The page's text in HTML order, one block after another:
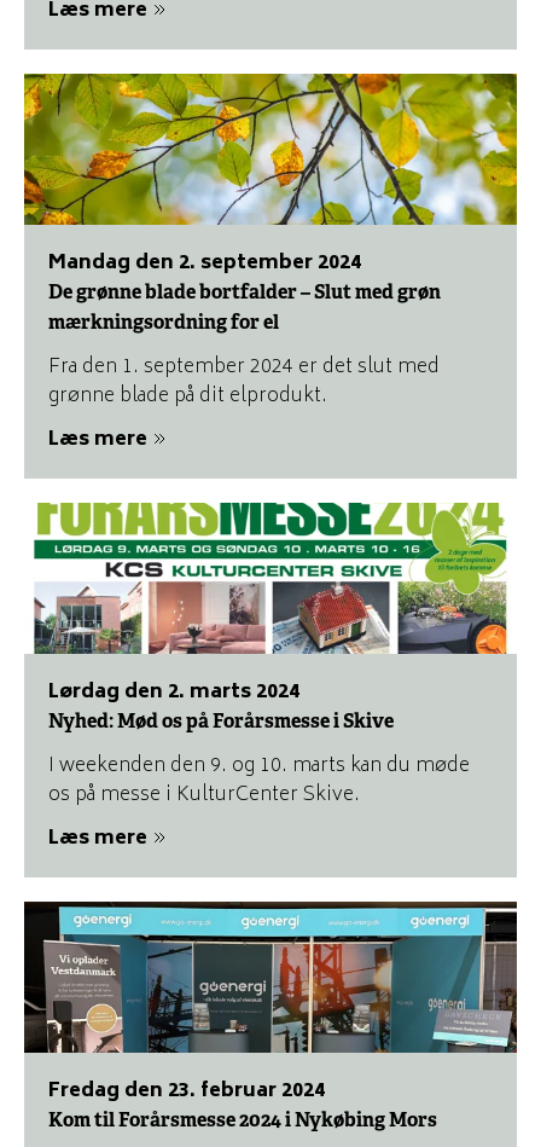
Læs mere
mandag den 2. september 2024
De grønne blade bortfalder – Slut med grøn
mærkningsordning for el
Fra den 1. september 2024 er det slut med
grønne blade på dit elprodukt.
Læs mere
lørdag den 2. marts 2024
Nyhed: Mød os på Forårsmesse i Skive
I weekenden den 9. og 10. marts kan du møde
os på messe i KulturCenter Skive.
Læs mere
fredag den 23. februar 2024
Kom til Forårsmesse 2024 i Nykøbing Mors